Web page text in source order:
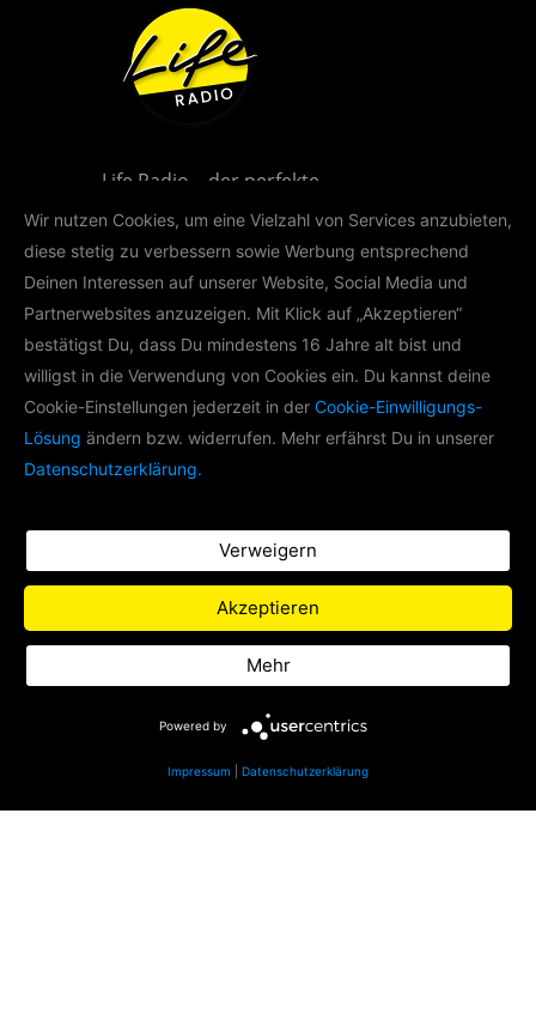
Life Radio – der perfekte
Musikmix für Oberösterreich!
LIFE RADIO AKADEMIE
Im Rahmen der Life Radio Akademie
produzieren wir mit
verschiedenen Themen.
Impressum
Wir nutzen Cookies, um eine Vielzahl von Services anzubieten,
diese stetig zu verbessern sowie Werbung entsprechend
Deinen Interessen auf unserer Website, Social Media und
Partnerwebsites anzuzeigen. Mit Klick auf „Akzeptieren“
bestätigst Du, dass Du mindestens 16 Jahre alt bist und
willigst in die Verwendung von Cookies ein. Du kannst deine
Cookie-Einstellungen jederzeit in der Cookie-Einwilligungs-
Lösung ändern bzw. widerrufen. Mehr erfährst Du in unserer
Datenschutzerklärung.
Verweigern
Akzeptieren
Mehr
Powered by
Impressum Datenschutzerklärung